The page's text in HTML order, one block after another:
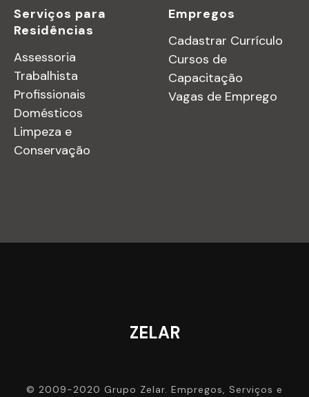
Serviços para
Residências
Assessoria
Trabalhista
Profissionais
Domésticos
Limpeza e
Conservação
Empregos
Cadastrar Currículo
Cursos de
Capacitação
Vagas de Emprego
ZELAR
© 2009-2020 Grupo Zelar. Empregos, Serviços e